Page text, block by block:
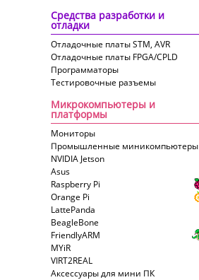
Средства разработки и
отладки
Отладочные платы STM, AVR
Отладочные платы FPGA/CPLD
Программаторы
Тестировочные разъемы
Микрокомпьютеры и
платформы
Мониторы
Промышленные миникомпьютеры
NVIDIA Jetson
Asus
Raspberry Pi
Orange Pi
LattePanda
BeagleBone
FriendlyARM
MYiR
VIRT2REAL
Аксессуары для мини ПК